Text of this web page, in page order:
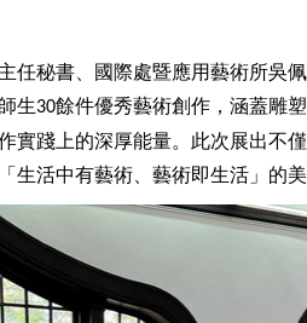
任秘書、國際處暨應用藝術所吳
生30餘件優秀藝術創作，涵蓋雕
實踐上的深厚能量。此次展出不
生活中有藝術、藝術即生活」的美